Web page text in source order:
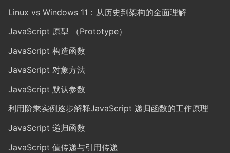
Linux vs Windows 11：从历史到架构的全面理解
JavaScript 原型 （Prototype）
JavaScript 构造函数
JavaScript 对象方法
JavaScript 默认参数
利用阶乘实例逐步解释JavaScript 递归函数的工作原理
JavaScript 递归函数
JavaScript 值传递与引用传递